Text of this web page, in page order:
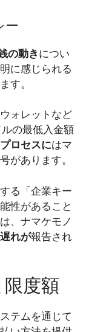
ー
の動き につい
に感じられる
す。
ォレットなど
の最低入金額
ロセスにはマ
があります。
る「企業キー
性があること
、ナマケモノ
れが報告され
度額
テムを通じて